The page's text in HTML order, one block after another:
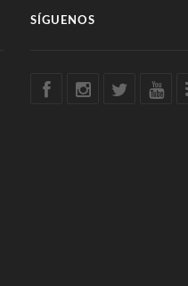
SÍGUENOS